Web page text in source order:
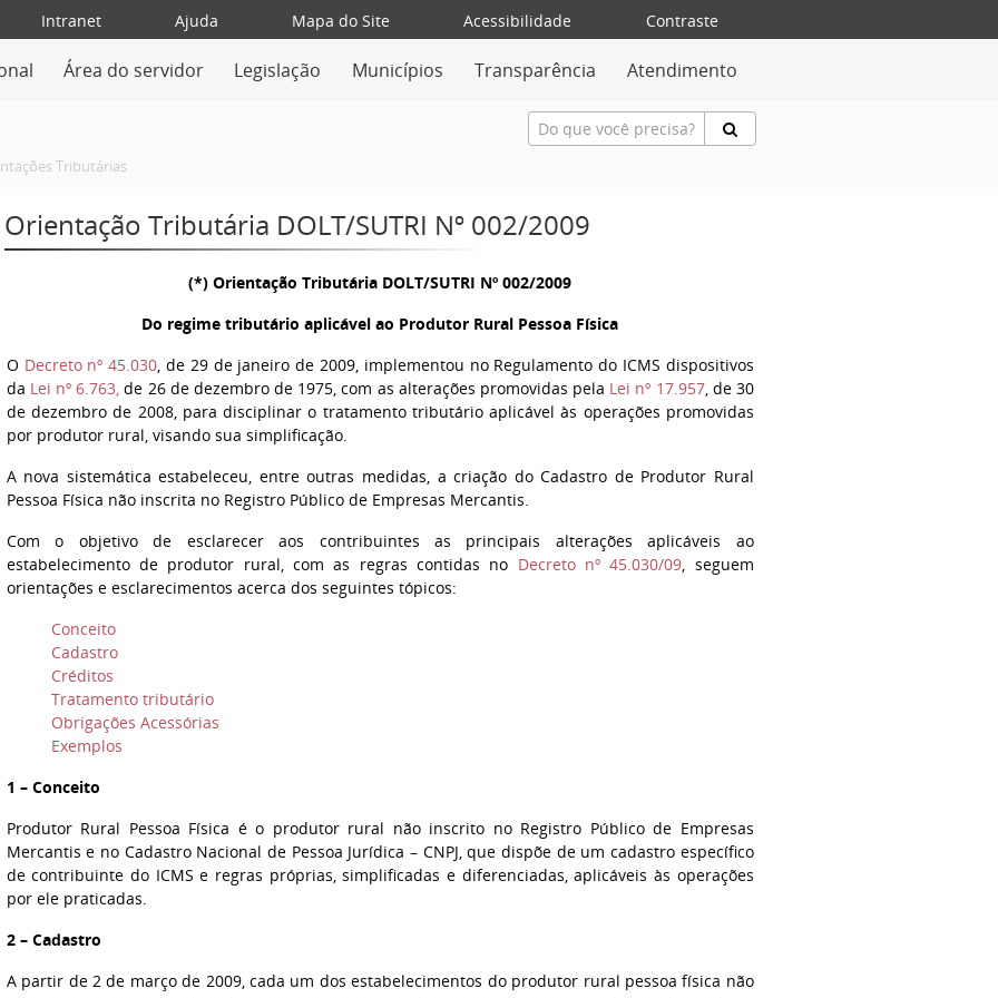
Intranet Ajuda Mapa do Site Acessibilidade
Contraste
Área do servidor Legislação Municípios Transparência Atendimento
Tributárias
Orientação Tributária DOLT/SUTRI Nº 002/2009
(*) Orientação Tributária DOLT/SUTRI Nº 002/2009
Do regime tributário aplicável ao Produtor Rural Pessoa Física
O Decreto nº 45.030, de 29 de janeiro de 2009, implementou no Regulamento do ICMS dispositivos
da Lei nº 6.763, de 26 de dezembro de 1975, com as alterações promovidas pela Lei nº 17.957, de 30
de dezembro de 2008, para disciplinar o tratamento tributário aplicável às operações promovidas
por produtor rural, visando sua simplificação.
A nova sistemática estabeleceu, entre outras medidas, a criação do Cadastro de Produtor Rural
Pessoa Física não inscrita no Registro Público de Empresas Mercantis.
Com o objetivo de esclarecer aos contribuintes as principais alterações aplicáveis ao
estabelecimento de produtor rural, com as regras contidas no Decreto nº 45.030/09, seguem
orientações e esclarecimentos acerca dos seguintes tópicos:
Conceito
Cadastro
Créditos
Tratamento tributário
Obrigações Acessórias
Exemplos
1 – Conceito
Produtor Rural Pessoa Física é o produtor rural não inscrito no Registro Público de Empresas
Mercantis e no Cadastro Nacional de Pessoa Jurídica – CNPJ, que dispõe de um cadastro específico
de contribuinte do ICMS e regras próprias, simplificadas e diferenciadas, aplicáveis às operações
por ele praticadas.
2 – Cadastro
A partir de 2 de março de 2009, cada um dos estabelecimentos do produtor rural pessoa física não